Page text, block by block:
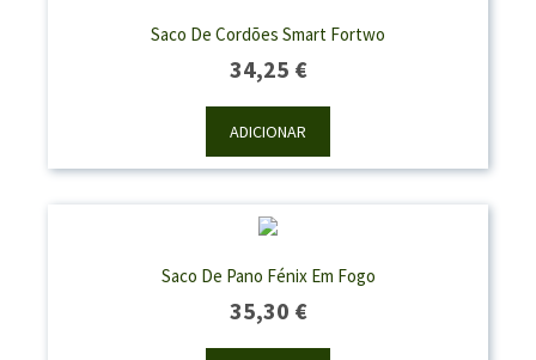
Saco De Cordões Smart Fortwo
34,25 €
ADICIONAR
Saco De Pano Fénix Em Fogo
35,30 €